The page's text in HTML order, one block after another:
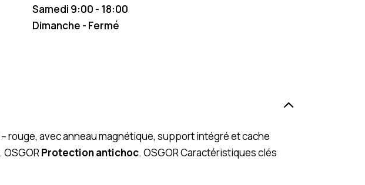
Samedi 9:00 - 18:00
Dimanche - Fermé
rouge, avec anneau magnétique, support intégré et cache
. OSGORProtection antichoc. OSGOR Caractéristiques clés